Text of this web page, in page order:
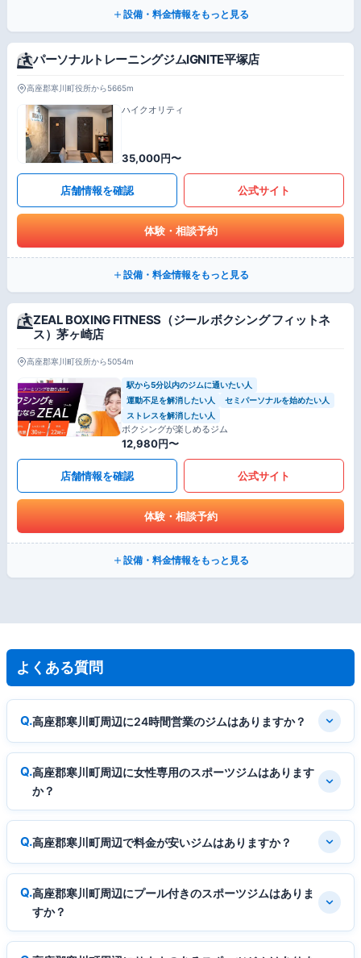
設備・料金情報をもっと見る
パーソナルトレーニングジムIGNITE平塚店
高座郡寒川町役所から5665m
ハイクオリティ
35,000円〜
店舗情報を確認 公式サイト
体験・相談予約
設備・料金情報をもっと見る
ZEAL BOXING FITNESS（ジール ボクシング フィットネ
ス）茅ヶ崎店
高座郡寒川町役所から5054m
駅から5分以内のジムに通いたい人
運動不足を解消したい人
セミパーソナルを始めたい人
ストレスを解消したい人
ボクシングが楽しめるジム
12,980円〜
店舗情報を確認 公式サイト
体験・相談予約
設備・料金情報をもっと見る
よくある質問
高座郡寒川町周辺に24時間営業のジムはありますか？
高座郡寒川町周辺に女性専用のスポーツジムはあります
か？
高座郡寒川町周辺で料金が安いジムはありますか？
高座郡寒川町周辺にプール付きのスポーツジムはありま
すか？